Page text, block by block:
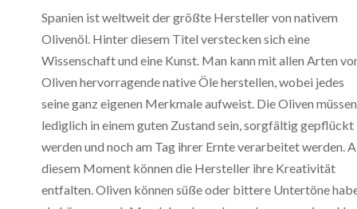
Spanien ist weltweit der größte Hersteller von nativem
Olivenöl. Hinter diesem Titel verstecken sich eine
Wissenschaft und eine Kunst. Man kann mit allen Arten
Oliven hervorragende native Öle herstellen, wobei jedes
seine ganz eigenen Merkmale aufweist. Die Oliven müssen
lediglich in einem guten Zustand sein, sorgfältig gepflückt
werden und noch am Tag ihrer Ernte verarbeitet werden.
diesem Moment können die Hersteller ihre Kreativität
entfalten. Oliven können süße oder bittere Untertöne